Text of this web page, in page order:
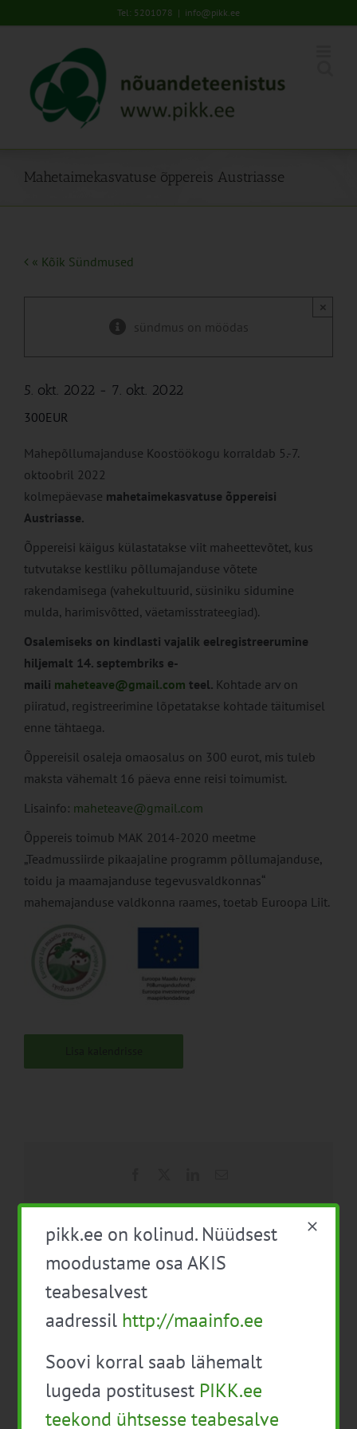
to
Tel: 5201078 | info@pikk.ee
Mahetaimekasvatuse õppereis Austriasse
« Kõik Sündmused
sündmus on möödas
×
5. okt. 2022 - 7. okt. 2022
300EUR
Mahepõllumajanduse Koostöökogu korraldab 5.-7.
oktoobril 2022
kolmepäevase mahetaimekasvatuse õppereisi
Austriasse.
Õppereisi käigus külastatakse viit maheettevõtet, kus
tutvutakse kestliku põllumajanduse võtete
rakendamisega (vahekultuurid, süsiniku sidumine
mulda, harimisvõtted, väetamisstrateegiad).
Osalemiseks on kindlasti vajalik eelregistreerumine
hiljemalt 14. septembriks e-
maili maheteave@gmail.com teel. Kohtade arv on
piiratud, registreerimine lõpetatakse kohtade täitumisel
enne tähtaega.
Õppereisil osaleja omaosalus on 300 eurot, mis tuleb
maksta vähemalt 16 päeva enne reisi toimumist.
Lisainfo: maheteave@gmail.com
Õppereis toimub MAK 2014-2020 meetme
„Teadmussiirde pikaajaline programm põllumajanduse,
toidu ja maamajanduse tegevusvaldkonnas“
mahemajanduse valdkonna raames, toetab Euroopa Liit.
EPKK infopäev ettevõtte
külastusega „Taastava
põllumajanduse võtted
taimekasvatuses“
pikk.ee on kolinud. Nüüdsest
moodustame osa AKIS
teabesalvest
aadressil http://maainfo.ee
Soovi korral saab lähemalt
lugeda postitusest PIKK.ee
teekond ühtsesse teabesalve